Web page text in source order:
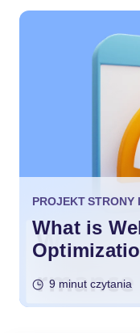
PROJEKT STRONY
What is
9 minut czytania